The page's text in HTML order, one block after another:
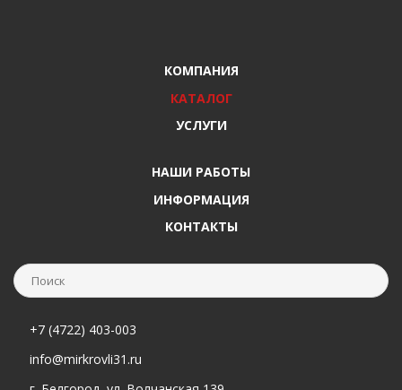
КОМПАНИЯ
КАТАЛОГ
УСЛУГИ
НАШИ РАБОТЫ
ИНФОРМАЦИЯ
КОНТАКТЫ
+7 (4722) 403-003
info@mirkrovli31.ru